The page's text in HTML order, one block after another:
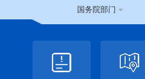
国务院部门